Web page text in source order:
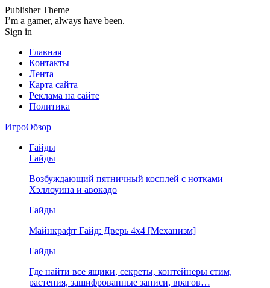
Publisher Theme
I’m a gamer, always have been.
Sign in
Главная
Контакты
Лента
Карта сайта
Реклама на сайте
Политика
ИгроОбзор
Гайды
Гайды
Возбуждающий пятничный косплей с нотками
Хэллоуина и авокадо
Гайды
Майнкрафт Гайд: Дверь 4х4 [Механизм]
Гайды
Где найти все ящики, секреты, контейнеры стим,
растения, зашифрованные записи, врагов…